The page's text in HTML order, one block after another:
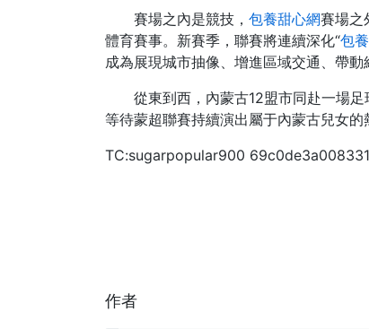
賽場之內是競技， 包養甜心網賽場之
體育賽事。新賽季，聯賽將連續深化“包
成為展現城市抽像、增進區域交通、帶動
從東到西，內蒙古12盟市同赴一場
等待蒙超聯賽持續演出屬于內蒙古兒女的
TC:sugarpopular900
作者